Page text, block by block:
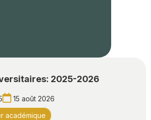
2025-2026
15 août 2026
académique